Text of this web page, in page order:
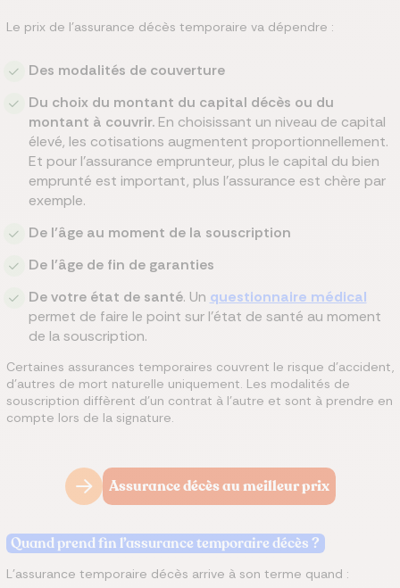
Le prix de l’assurance décès temporaire va dépendre :
Des modalités de couverture
Du choix du montant du capital décès ou du
montant à couvrir. En choisissant un niveau de capital
élevé, les cotisations augmentent proportionnellement.
Et pour l’assurance emprunteur, plus le capital du bien
emprunté est important, plus l’assurance est chère par
exemple.
De l’âge au moment de la souscription
De l’âge de fin de garanties
De votre état de santé. Un questionnaire médical
permet de faire le point sur l’état de santé au moment
de la souscription.
Certaines assurances temporaires couvrent le risque d’accident,
d’autres de mort naturelle uniquement. Les modalités de
souscription diffèrent d’un contrat à l’autre et sont à prendre en
compte lors de la signature.
Assurance décès au meilleur prix
Quand prend fin l’assurance temporaire décès ?
L’assurance temporaire décès arrive à son terme quand :